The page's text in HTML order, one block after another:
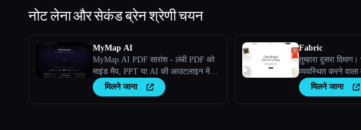
नोट लेना और सेकंड ब्रेनश्रेणी चयन
MyMap AI
MyMap.AI PDF सारांश - लंबी PDF को
माइंड मैप, PPT या AI की आउटलाइन में
सारांशित करने के लिए घंटों बचाएं।
मिलने जाना
Fabric
तुम्हारा दूसरा
व्यवस्थित करने
एक्सप्लोरर।
मिलने जाना